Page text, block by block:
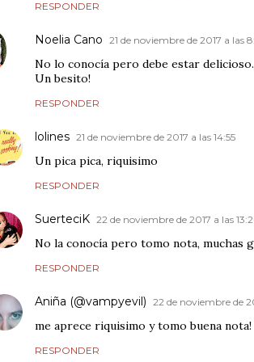
RESPONDER
Noelia Cano 21 de noviembre de 2017 a las
No lo conocía pero debe estar delicioso.
Un besito!
RESPONDER
lolines 21 de noviembre de 2017 a las 14:55
Un pica pica, riquisimo
RESPONDER
SuerteciK 22 de noviembre de 2017 a las
No la conocía pero tomo nota, muchas
RESPONDER
Aniña (@vampyevil) 22 de noviembre de
me aprece riquisimo y tomo buena
RESPONDER